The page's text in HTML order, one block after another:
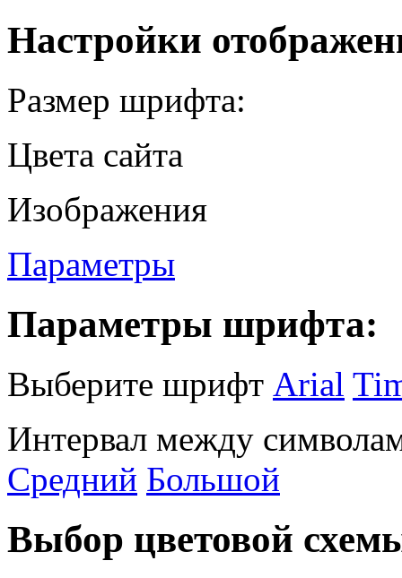
Настройки
Размер шрифта:
Цвета сайта
Изображения
Параметры
Параметры шрифта:
Выберите шрифт Arial
Интервал между
Средний Большой
Выбор цветовой